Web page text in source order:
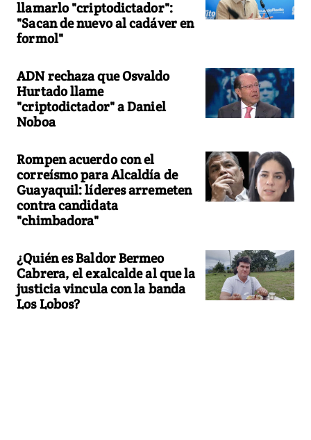
llamarlo "criptodictador":
"Sacan de nuevo al cadáver en
formol"
ADN rechaza que Osvaldo
Hurtado llame
"criptodictador" a Daniel
Noboa
Rompen acuerdo con el
correísmo para Alcaldía de
Guayaquil: líderes arremeten
contra candidata
"chimbadora"
¿Quién es Baldor Bermeo
Cabrera, el exalcalde al que la
justicia vincula con la banda
Los Lobos?